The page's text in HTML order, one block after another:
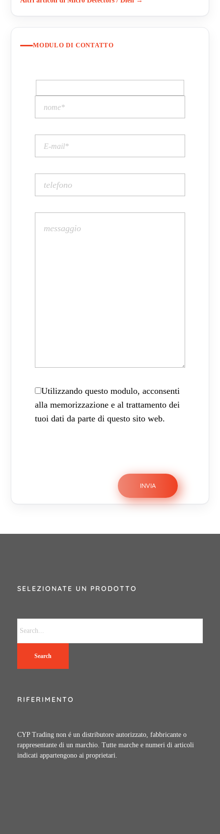
MODULO DI CONTATTO
Utilizzando questo modulo, acconsenti
alla memorizzazione e al trattamento dei
tuoi dati da parte di questo sito web.
SELEZIONATE UN PRODOTTO
Search
RIFERIMENTO
CYP Trading non é un distributore autorizzato, fabbricante o
rappresentante di un marchio. Tutte marche e numeri di articoli
indicati appartengono ai proprietari.